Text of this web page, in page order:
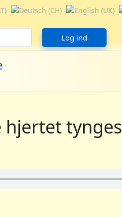
Log ind
hjertet tynges